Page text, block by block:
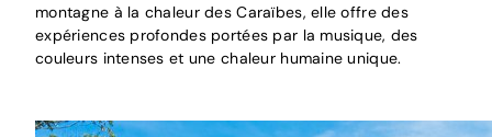
montagne à la chaleur des Caraïbes, elle offre des
expériences profondes portées par la musique, des
couleurs intenses et une chaleur humaine unique.